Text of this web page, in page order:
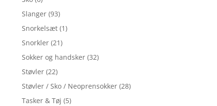
Slanger (93)
Snorkelsæt (1)
Snorkler (21)
Sokker og handsker (32)
Støvler (22)
Støvler / Sko / Neoprensokker (28)
Tasker & Tøj (5)